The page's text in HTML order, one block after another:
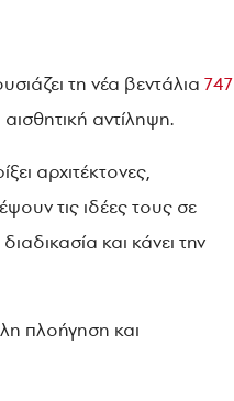
τη νέα βεντάλια 747
αντίληψη.
αρχιτέκτονες,
τις ιδέες τους σε
και κάνει την
πλοήγηση και